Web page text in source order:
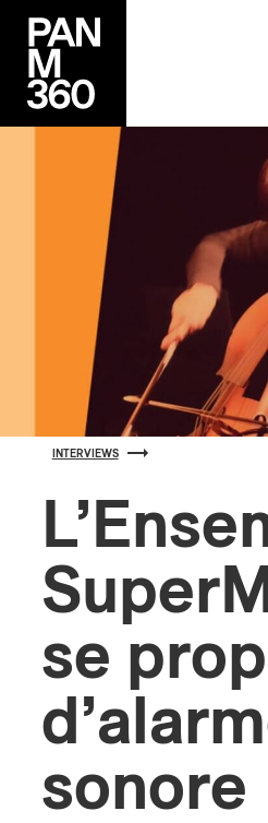
INTERVIEWS
se
sonore